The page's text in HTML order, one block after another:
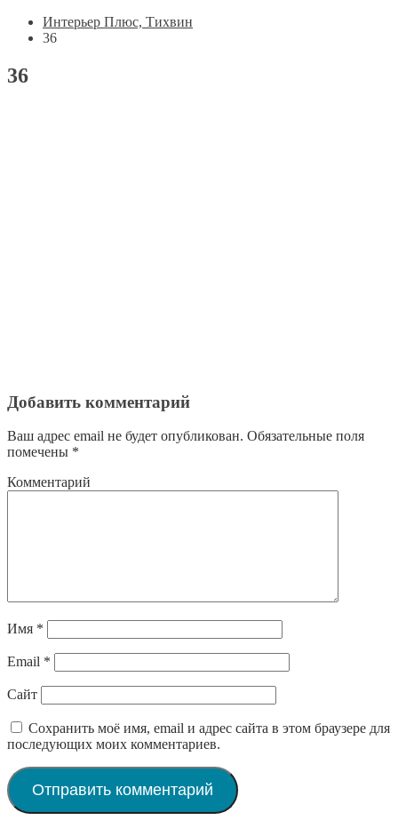
Интерьер Плюс, Тихвин
36
36
Добавить комментарий
Ваш адрес email не будет опубликован. Обязательные поля
помечены *
Комментарий
Имя *
Email *
Сайт
Сохранить моё имя, email и адрес сайта в этом браузере для
последующих моих комментариев.